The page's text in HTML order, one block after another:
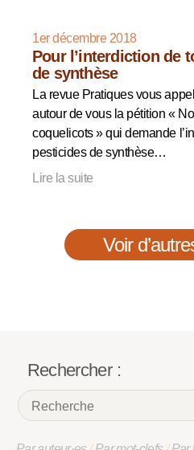
1er décembre 2018
Pour l’interdiction de
de synthèse
La revue Pratiques vous
autour de vous la pétition «
coquelicots » qui demande
pesticides de synthèse…
Lire la suite
Voir
Rechercher :